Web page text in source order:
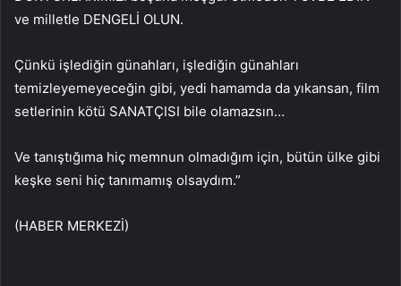
ve milletle DENGELİ OLUN.
Çünkü işlediğin günahları, işlediğin günahları
temizleyemeyeceğin gibi, yedi hamamda da yıkansan, film
setlerinin kötü SANATÇISI bile olamazsın…
Ve tanıştığıma hiç memnun olmadığım için, bütün ülke gibi
keşke seni hiç tanımamış olsaydım.”
(HABER MERKEZİ)